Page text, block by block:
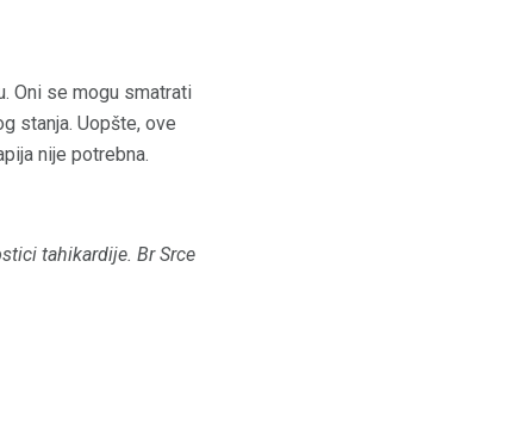
Oni se mogu smatrati
stanja. Uopšte, ove
nije potrebna.
tahikardije. Br Srce